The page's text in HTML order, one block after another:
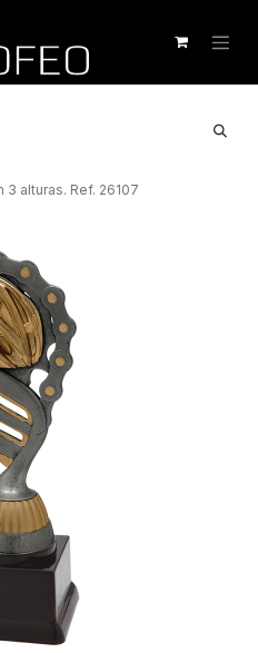
alturas. Ref. 26107